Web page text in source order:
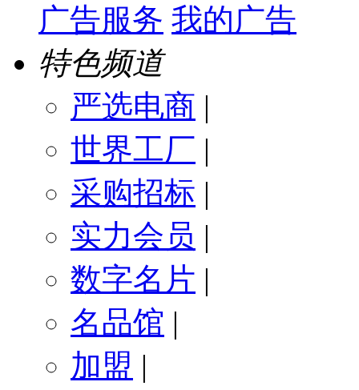
广告服务 我的广告
特色频道
严选电商 |
世界工厂 |
采购招标 |
实力会员 |
数字名片 |
名品馆 |
加盟 |